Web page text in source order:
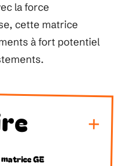
la force
cette matrice
à fort potentiel
GE